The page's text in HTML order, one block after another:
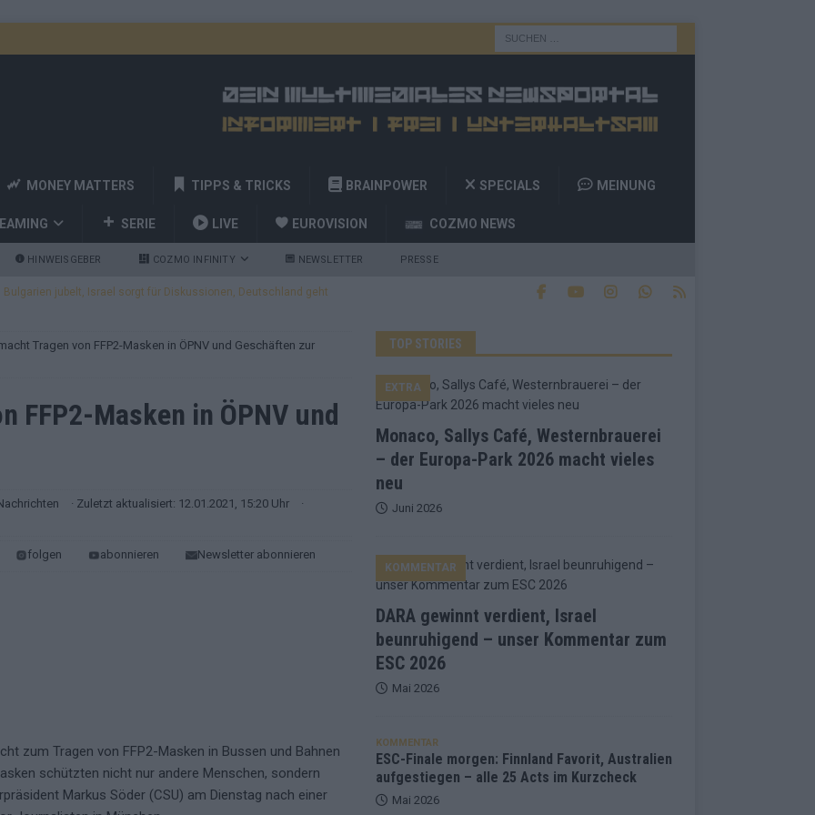
MONEY MATTERS TIPPS & TRICKS BRAINPOWER SPECIALS MEINUNG
SERIE LIVE EUROVISION COZMO NEWS
HINWEISGEBER COZMO INFINITY NEWSLETTER PRESSE
Bulgarien jubelt, Israel sorgt für Diskussionen, Deutschland geht
und Billy Joel – das ESC-Finale wird eine Party
Favorit, Australien aufgestiegen – alle 25 Acts im Kurzcheck
Zahl zur Ikone wurde: 70 Jahre ESC-Wertungsgeschichte!
beunruhigend – unser Kommentar zum ESC 2026
Tragen von FFP2-Masken in ÖPNV und Geschäften zur
FFP2-Masken in ÖPNV und
· Zuletzt aktualisiert: 12.01.2021, 15:20 Uhr
·
folgen abonnieren Newsletter abonnieren
zum Tragen von FFP2-Masken in Bussen und Bahnen
schützten nicht nur andere Menschen, sondern
Markus Söder (CSU) am Dienstag nach einer
TOP STORIES
Monaco, Sallys Café, Westernbrauerei
– der Europa-Park 2026 macht vieles
neu
EXTRA
Juni 2026
DARA gewinnt verdient, Israel
beunruhigend – unser Kommentar zum
ESC 2026
KOMMENTAR
Mai 2026
KOMMENTAR
ESC-Finale morgen: Finnland Favorit, Australien
aufgestiegen – alle 25 Acts im Kurzcheck
Mai 2026